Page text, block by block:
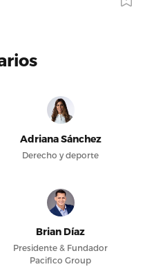
Adriana Sánchez
Derecho y deporte
Brian Díaz
Presidente & Fundador
Pacifico Group